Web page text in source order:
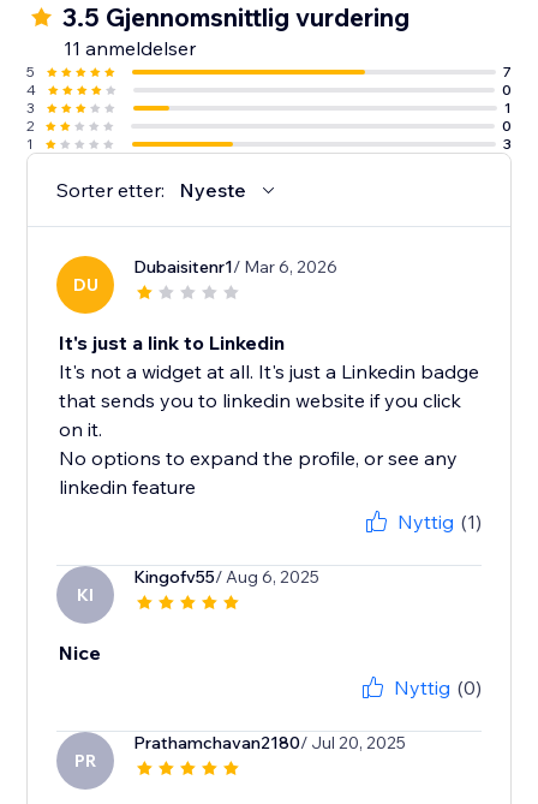
3.5 Gjennomsnittlig vurdering
11 anmeldelser
5
7
4
0
3
1
2
0
1
3
Sorter etter: Nyeste
DU
Dubaisitenr1/ Mar 6, 2026
It's just a link to Linkedin
It's not a widget at all. It's just a Linkedin badge
that sends you to linkedin website if you click
on it.
No options to expand the profile, or see any
linkedin feature
Nyttig (1)
KI
Kingofv55/ Aug 6, 2025
Nice
Nyttig (0)
PR
Prathamchavan2180/ Jul 20, 2025